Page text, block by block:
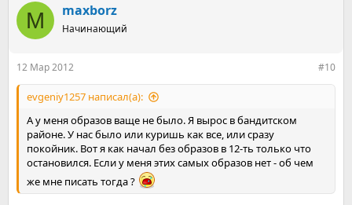
к
ц
и
M maxborz
Начинающий
12 Мар 2012 #10
evgeniy1257 написал(а):
А у меня образов ваще не было. Я вырос в бандитском
районе. У нас было или куришь как все, или сразу
покойник. Вот я как начал без образов в 12-ть только что
остановился. Если у меня этих самых образов нет - об чем
же мне писать тогда ?